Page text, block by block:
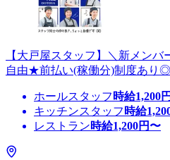
【大戸屋スタッフ】＼新メン
自由★前払い(稼働分)制度あり◎
ホールスタッフ 時給1,200
キッチンスタッフ 時給
レストラン時給1,200円〜